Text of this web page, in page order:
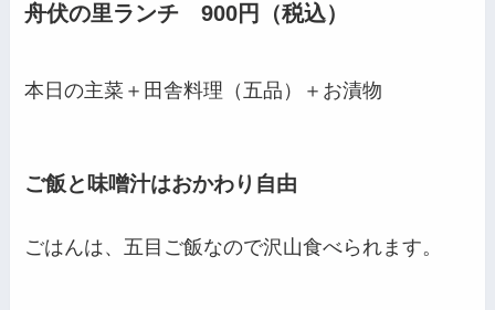
舟伏の里ランチ 900円（税込）
本日の主菜＋田舎料理（五品）＋お漬物
ご飯と味噌汁はおかわり自由
ごはんは、五目ご飯なので沢山食べられます。